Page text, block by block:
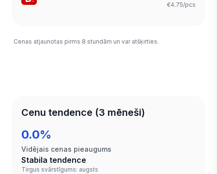
€4.75/pcs
Cenas atjaunotas pirms 8 stundām un var atšķirties.
Cenu tendence (3 mēneši)
0.0%
Vidējais cenas pieaugums
Stabila tendence
Tirgus svārstīgums: augsts